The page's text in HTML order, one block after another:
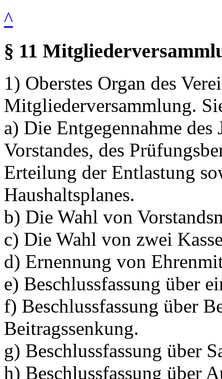
^
§ 11
1) Oberstes Organ des
Mitgliederversammlung.
a) Die Entgegennahme des
Vorstandes, des
Erteilung der Entlastung
Haushaltsplanes.
b) Die Wahl von
c) Die Wahl von zwei
d) Ernennung von
e) Beschlussfassung über
f) Beschlussfassung über
Beitragssenkung.
g) Beschlussfassung über
h) Beschlussfassung über